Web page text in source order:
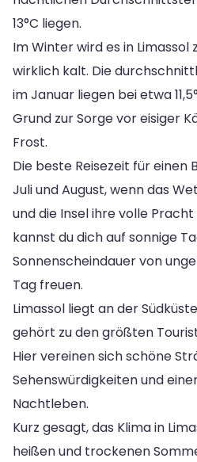
13°C liegen.
Im Winter wird es in
wirklich kalt. Die
im Januar liegen bei etwa
Grund zur Sorge vor eisiger
Frost.
Die beste Reisezeit für einen
Juli und August, wenn das
und die Insel ihre volle
kannst du dich auf sonnige
Sonnenscheindauer von
Tag freuen.
Limassol liegt an der
gehört zu den größten
Hier vereinen sich schöne
Sehenswürdigkeiten und
Nachtleben.
Kurz gesagt, das Klima in
heißen und trockenen